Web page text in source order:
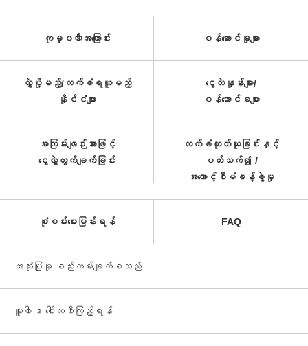
ကုမ္ပဏီအကြောင်း ဝန်ဆောင်မှုများ
လွှဲပို့မည့်/လက်ခံရယူမည့်
နိုင်ငံများ
ငွေလဲနှုန်းများ/
ဝန်ဆောင်ခများ
အကြမ်းဖျဉ်းအားဖြင့်
ငွေလွှဲတွက်ချက်ခြင်း
လက်ခံထုတ်ယူခြင်းနှင့်
ပတ်သက်၍ /
အကောင့်စီမံခန့်ခွဲမှု
စုံစမ်းမေးမြန်းရန် FAQ
အသုံးပြုမှု စည်းကမ်းချက်စသည်
မူ၀ါဒ ပေါ်လစီကြည့်ရန်